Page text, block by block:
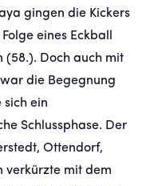
gingen die Kickers
eines Eckball
(58.). Doch auch mit
die Begegnung
sich ein
Schlussphase. Der
Ottendorf,
verkürzte mit dem